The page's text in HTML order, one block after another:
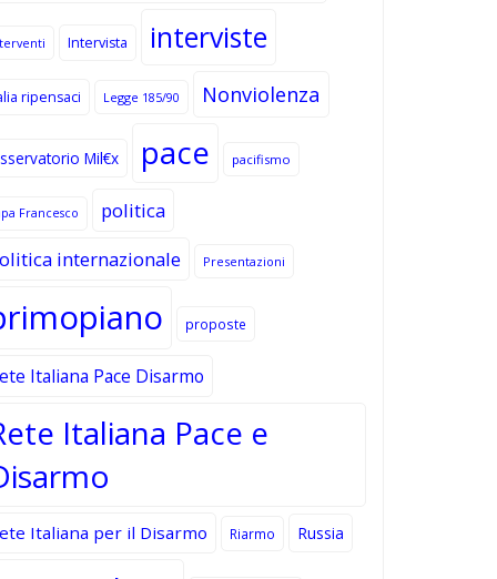
Intervista interviste
ripensaci Legge 185/90 Nonviolenza
Mil€x pace pacifismo
Francesco
politica
internazionale
Presentazioni
proposte
Italiana Pace Disarmo
Italiana Pace e
Italiana per il Disarmo Riarmo Russia